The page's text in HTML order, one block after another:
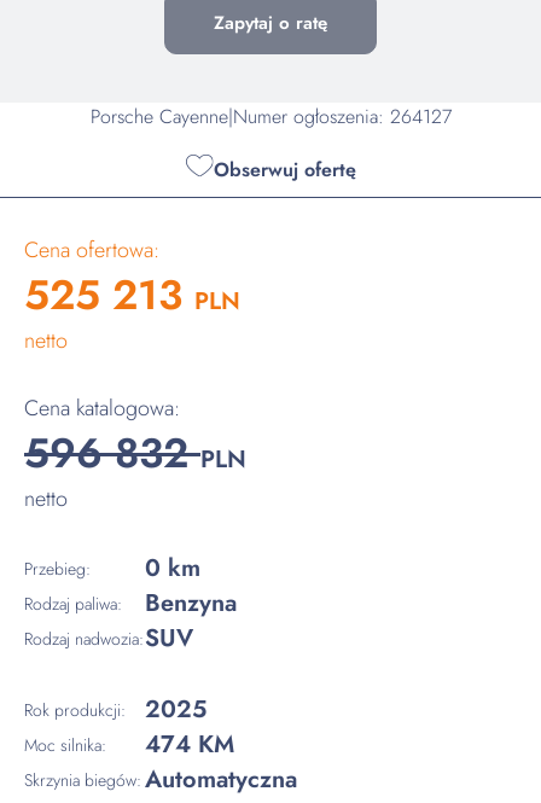
Zapytaj o ratę
Porsche Cayenne|Numer ogłoszenia: 264127
Obserwuj ofertę
Cena ofertowa:
525 213 PLN
netto
Cena katalogowa:
596 832PLN
netto
Przebieg: 0 km
Rodzaj paliwa: Benzyna
Rodzaj nadwozia:SUV
Rok produkcji: 2025
Moc silnika: 474 KM
Skrzynia biegów: Automatyczna